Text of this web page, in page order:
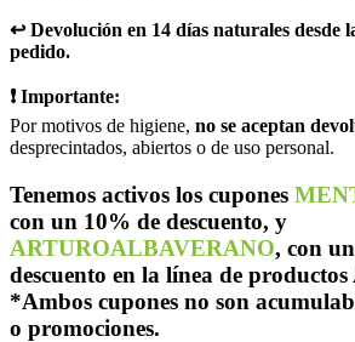
↩️ Devolución en 14 días naturales desde
pedido.
❗ Importante:
Por motivos de higiene, no se aceptan
desprecintados, abiertos o de uso personal.
Tenemos activos los cupones
con un 10% de descuento, y
ARTUROALBAVERANO, con
descuento en la línea de
*Ambos cupones no son
o promociones.